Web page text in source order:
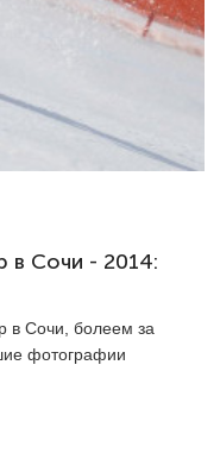
в Сочи - 2014:
в Сочи, болеем за
фотографии